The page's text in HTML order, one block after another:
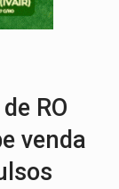
5 se tornam pesquisadores
RO
venda